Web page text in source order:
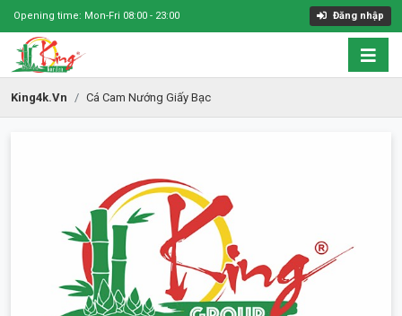
Opening time: Mon-Fri 08:00 - 23:00 Đăng nhập
King4k.vn Cá Cam Nướng Giấy Bạc